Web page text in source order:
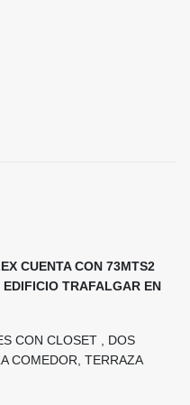
CUENTA CON 73MTS2
TRAFALGAR EN
CON CLOSET , DOS
COMEDOR, TERRAZA